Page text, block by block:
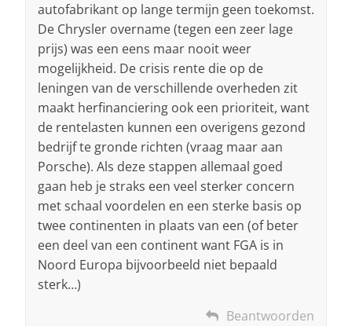
autofabrikant op lange termijn geen toekomst.
De Chrysler overname (tegen een zeer lage
prijs) was een eens maar nooit weer
mogelijkheid. De crisis rente die op de
leningen van de verschillende overheden zit
maakt herfinanciering ook een prioriteit, want
de rentelasten kunnen een overigens gezond
bedrijf te gronde richten (vraag maar aan
Porsche). Als deze stappen allemaal goed
gaan heb je straks een veel sterker concern
met schaal voordelen en een sterke basis op
twee continenten in plaats van een (of beter
een deel van een continent want FGA is in
Noord Europa bijvoorbeeld niet bepaald
sterk…)
Beantwoorden